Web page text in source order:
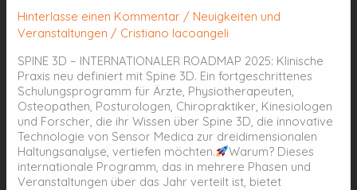
Hinterlasse einen Kommentar / Neuigkeiten und
Veranstaltungen / Cristiano Iacoangeli
SPINE 3D – INTERNATIONALER ROADMAP 2025: Klinische
Praxis neu definiert mit Spine 3D. Ein fortgeschrittenes
Schulungsprogramm für Ärzte, Physiotherapeuten,
Osteopathen, Posturologen, Chiropraktiker, Kinesiologen
und Forscher, die ihr Wissen über Spine 3D, die innovative
Technologie von Sensor Medica zur dreidimensionalen
Haltungsanalyse, vertiefen möchten.
Warum? Dieses
internationale Programm, das in mehrere Phasen und
Veranstaltungen über das Jahr verteilt ist, bietet